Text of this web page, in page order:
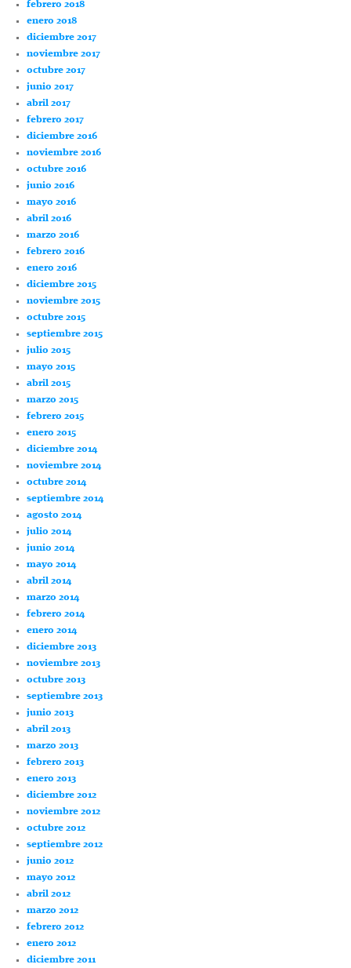
febrero 2018
enero 2018
diciembre 2017
noviembre 2017
octubre 2017
junio 2017
abril 2017
febrero 2017
diciembre 2016
noviembre 2016
octubre 2016
junio 2016
mayo 2016
abril 2016
marzo 2016
febrero 2016
enero 2016
diciembre 2015
noviembre 2015
octubre 2015
septiembre 2015
julio 2015
mayo 2015
abril 2015
marzo 2015
febrero 2015
enero 2015
diciembre 2014
noviembre 2014
octubre 2014
septiembre 2014
agosto 2014
julio 2014
junio 2014
mayo 2014
abril 2014
marzo 2014
febrero 2014
enero 2014
diciembre 2013
noviembre 2013
octubre 2013
septiembre 2013
junio 2013
abril 2013
marzo 2013
febrero 2013
enero 2013
diciembre 2012
noviembre 2012
octubre 2012
septiembre 2012
junio 2012
mayo 2012
abril 2012
marzo 2012
febrero 2012
enero 2012
diciembre 2011